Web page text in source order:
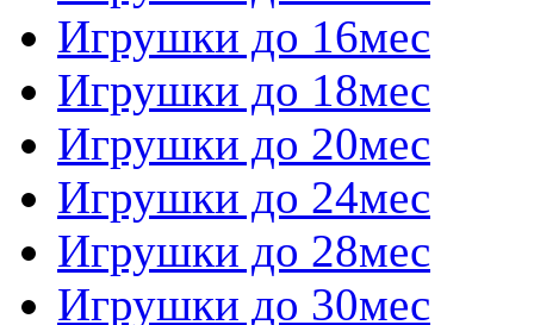
Игрушки до 16мес
Игрушки до 18мес
Игрушки до 20мес
Игрушки до 24мес
Игрушки до 28мес
Игрушки до 30мес